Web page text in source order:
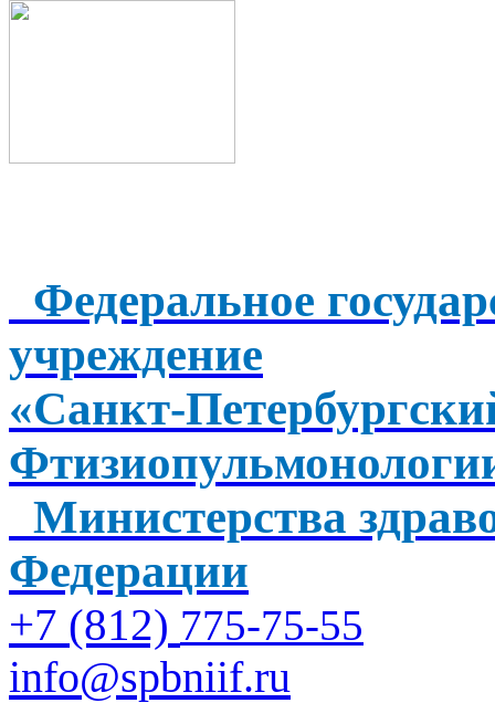
Федеральное
учреждение
«Санкт-
Министерства
Федерации
+7 (812) 775-75-55
info@spbniif.ru